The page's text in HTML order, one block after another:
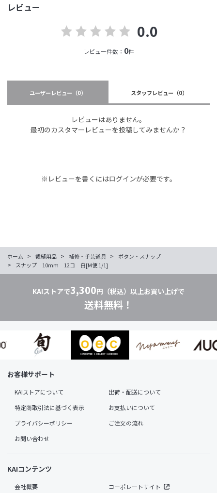
レビュー
0.0
レビュー件数： 0件
ユーザーレビュー （0） スタッフレビュー （0）
レビューはありません。
最初のカスタマーレビューを投稿してみませんか？
※レビューを書くにはログインが必要です。
ホーム > 裁縫用品 > 補修・手芸道具 > ボタン・スナップ
> スナップ 10mm 12コ 白[M便 1/1]
KAIストアで3,300円（税込）以上お買い上げで
送料無料！
お客様サポート
KAIストアについて
出荷・配送について
特定商取引法に基づく表示
お支払いについて
プライバシーポリシー
ご注文の流れ
お問い合わせ
KAIコンテンツ
会社概要 コーポレートサイト